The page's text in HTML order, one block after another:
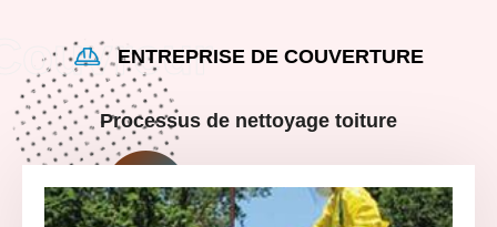
ENTREPRISE DE COUVERTURE
Processus de nettoyage toiture